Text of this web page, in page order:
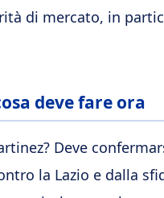
di mercato, in
deve fare ora
Deve
la Lazio e dalla